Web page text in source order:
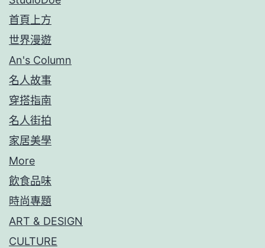
首頁上方
世界漫遊
An's Column
名人故事
穿搭指南
名人街拍
家居美學
More
飲食品味
時尚專題
ART & DESIGN
CULTURE